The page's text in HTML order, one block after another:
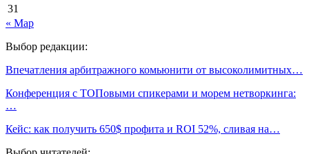
31
« Мар
Выбор редакции:
Впечатления арбитражного комьюнити от высоколимитных…
Конференция с ТОПовыми спикерами и морем нетворкинга:
…
Кейс: как получить 650$ профита и ROI 52%, сливая на…